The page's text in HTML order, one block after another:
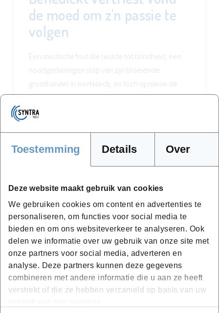
Toestemming Details Over
Deze website maakt gebruik van cookies
We gebruiken cookies om content en advertenties te
personaliseren, om functies voor social media te
bieden en om ons websiteverkeer te analyseren. Ook
delen we informatie over uw gebruik van onze site met
onze partners voor social media, adverteren en
analyse. Deze partners kunnen deze gegevens
combineren met andere informatie die u aan ze heeft
verstrekt of die ze hebben verzameld op basis van uw
de moed om z'n passie te
volgen
Een medische fout die leidde tot blindheid, een
noodgedwongen stop van zijn bloeiende
groothandel in werkkledij, en toch opnieuw de
moed vinden om zijn passie te volgen. Het verhaal
van Benedickt Vertriest, eigenaar van De
We helpen je graag verder bij
jouw carrièreswitch
Van beroep veranderen...